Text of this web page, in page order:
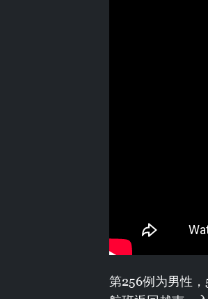
第256例为男性